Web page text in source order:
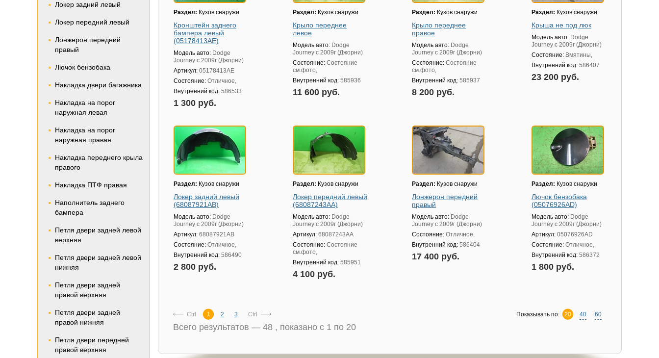
Локер задний левый
Локер передний левый
Лонжерон передний
правый
Лючок бензобака
Накладка двери багажника
Накладка на порог
наружная левая
Накладка на порог
наружная правая
Накладка переднего крыла
правого
Накладка ПТФ правая
Наполнитель заднего
бампера
Петля двери задней левой
верхняя
Петля двери задней левой
нижняя
Петля двери задней
правой верхняя
Петля двери задней
правой нижняя
Петля двери передней
правой верхняя
Раздел: Кузов снаружи
Кронштейн заднего
бампера левый
(05178413AE)
Модель авто: Dodge
Journey с 2009г (Джорни)
Артикул: 05178413AE
Состояние: Отличное,
Внутренний код: 586533
1 300 руб.
Раздел: Кузов снаружи
Крыло переднее
левое
Модель авто: Dodge
Journey с 2009г (Джорни)
Состояние:Состояние
см.фото,
Внутренний код:585936
11 600 руб.
Раздел: Кузов снаружи
Крыло переднее
правое
Модель авто: Dodge
Journey с 2009г (Джорни)
Состояние:Состояние
см.фото,
Внутренний код:585937
8 200 руб.
Раздел: Кузов снаружи
Крыша не под люк
Модель авто: Dodge
Journey с 2009г (Джорни)
Состояние: Вмятины,
Внутренний код: 586407
23 200 руб.
Раздел: Кузов снаружи
Локер задний левый
(68087921AB)
Модель авто: Dodge
Journey с 2009г (Джорни)
Артикул: 68087921AB
Состояние: Отличное,
Внутренний код: 586490
2 800 руб.
Раздел: Кузов снаружи
Локер передний левый
(68087243AA)
Модель авто: Dodge
Journey с 2009г (Джорни)
Артикул:68087243AA
Состояние:Состояние
см.фото,
Внутренний код:585951
4 100 руб.
Раздел: Кузов снаружи
Лонжерон передний
правый
Модель авто: Dodge
Journey с 2009г (Джорни)
Состояние:Отличное,
Внутренний код:586404
17 400 руб.
Раздел: Кузов снаружи
Лючок бензобака
(05076926AD)
Модель авто: Dodge
Journey с 2009г (Джорни)
Артикул: 05076926AD
Состояние: Отличное,
Внутренний код: 586372
1 800 руб.
Показывать по: 20 40 60
Ctrl 1 2 3 Ctrl
Всего результатов — 48 , показано с 1 по 20